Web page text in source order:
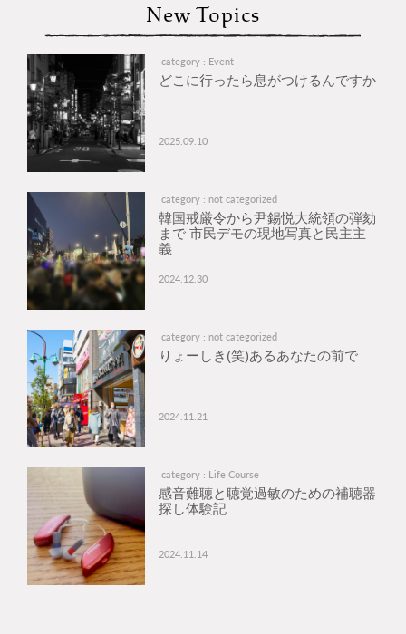
New Topics
category : Event
どこに行ったら息がつけるんですか
2025.09.10
category : not categorized
韓国戒厳令から尹錫悦大統領の弾劾
まで 市民デモの現地写真と民主主
義
2024.12.30
category : not categorized
りょーしき(笑)あるあなたの前で
2024.11.21
category : Life Course
感音難聴と聴覚過敏のための補聴器
探し体験記
2024.11.14